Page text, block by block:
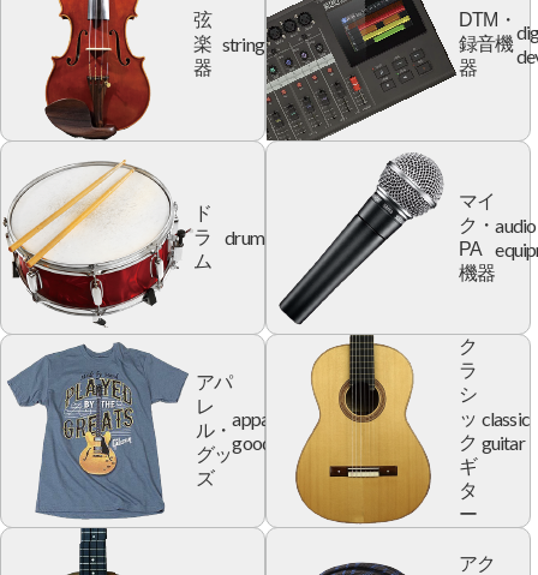
弦
楽
器
string
DTM・
録音機
器
ド
ラ
ム
drum
マイ
ク・
PA
機器
audio
アパ
レ
ル・
グッ
ズ
apparel
goods
ク
ラ
シ
ッ
ク
ギ
タ
ー
classic
guitar
アク